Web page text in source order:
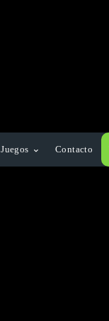
Juegos Contacto